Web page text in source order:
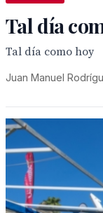
Tal día
Tal día como hoy
Juan Manuel